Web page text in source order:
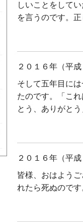
しいことをして
を言うのです。
２０１６年（平
そして五年目に
たのです。「こ
とう、ありがと
２０１６年（平
皆様、おはよう
れたら死ぬので